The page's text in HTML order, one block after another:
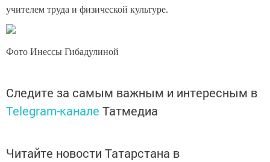
учителем труда и физической культуре.
Фото Инессы Гибадулиной
Следите за самым важным и интересным в
Telegram-канале Татмедиа
Читайте новости Татарстана в